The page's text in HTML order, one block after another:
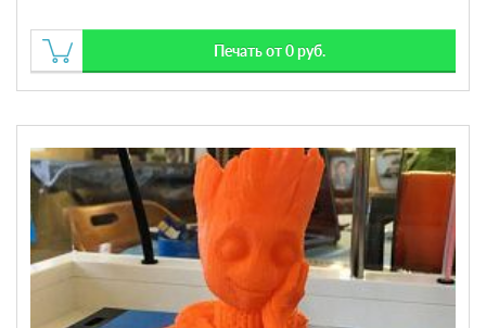
Печать от 0 руб.